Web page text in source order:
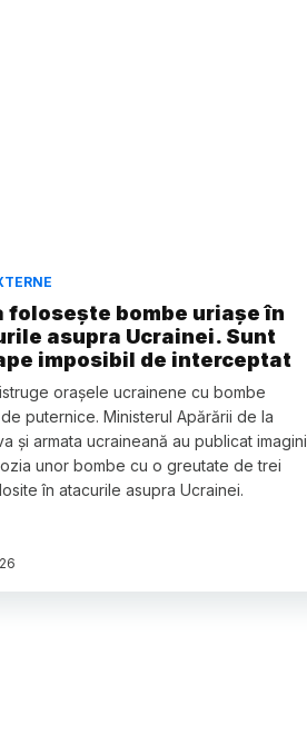
folosește bombe uriașe în
asupra Ucrainei. Sunt
imposibil de interceptat
orașele ucrainene cu bombe
puternice. Ministerul Apărării de la
și armata ucraineană au publicat imagini
unor bombe cu o greutate de trei
în atacurile asupra Ucrainei.